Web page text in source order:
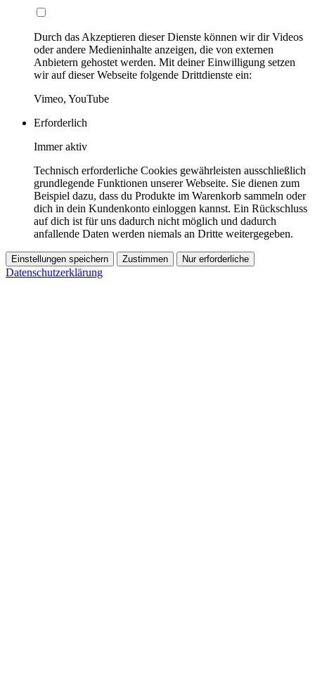
Durch das Akzeptieren dieser Dienste können wir dir Videos
oder andere Medieninhalte anzeigen, die von externen
Anbietern gehostet werden. Mit deiner Einwilligung setzen
wir auf dieser Webseite folgende Drittdienste ein:
Vimeo, YouTube
Erforderlich
Immer aktiv
Technisch erforderliche Cookies gewährleisten ausschließlich
grundlegende Funktionen unserer Webseite. Sie dienen zum
Beispiel dazu, dass du Produkte im Warenkorb sammeln oder
dich in dein Kundenkonto einloggen kannst. Ein Rückschluss
auf dich ist für uns dadurch nicht möglich und dadurch
anfallende Daten werden niemals an Dritte weitergegeben.
Einstellungen speichern Zustimmen Nur erforderliche
Datenschutzerklärung